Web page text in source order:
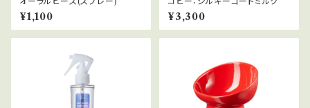
¥1,100 ¥3,300